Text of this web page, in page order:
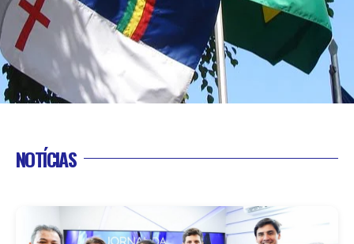
NOTÍCIAS